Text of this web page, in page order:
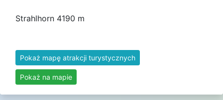
Strahlhorn 4190 m
Pokaż mapę atrakcji turystycznych
Pokaż na mapie